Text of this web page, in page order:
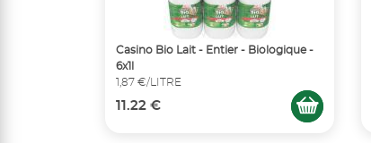
Casino Bio Lait - Entier - Biologique -
6x1l
1,87 €/LITRE
11.22 €